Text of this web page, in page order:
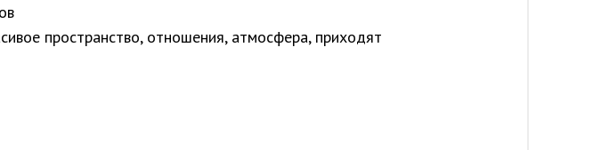
пространство, отношения, атмосфера, приходят